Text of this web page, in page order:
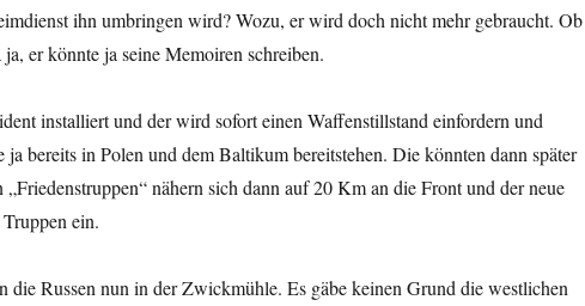
ihn umbringen wird? Wozu, er wird doch nicht mehr gebraucht. Ob
er könnte ja seine Memoiren schreiben.
installiert und der wird sofort einen Waffenstillstand einfordern und
bereits in Polen und dem Baltikum bereitstehen. Die könnten dann später
nähern sich dann auf 20 Km an die Front und der neue
ein.
die Russen nun in der Zwickmühle. Es gäbe keinen Grund die westlichen